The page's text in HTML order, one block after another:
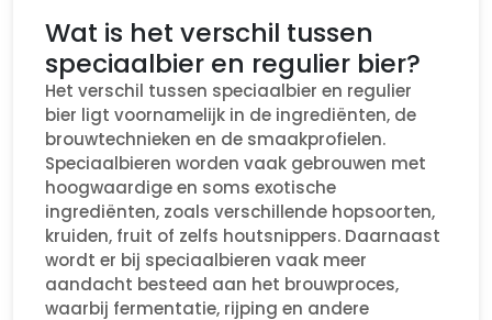
Wat is het verschil tussen
speciaalbier en regulier bier?
Het verschil tussen speciaalbier en regulier
bier ligt voornamelijk in de ingrediënten, de
brouwtechnieken en de smaakprofielen.
Speciaalbieren worden vaak gebrouwen met
hoogwaardige en soms exotische
ingrediënten, zoals verschillende hopsoorten,
kruiden, fruit of zelfs houtsnippers. Daarnaast
wordt er bij speciaalbieren vaak meer
aandacht besteed aan het brouwproces,
waarbij fermentatie, rijping en andere